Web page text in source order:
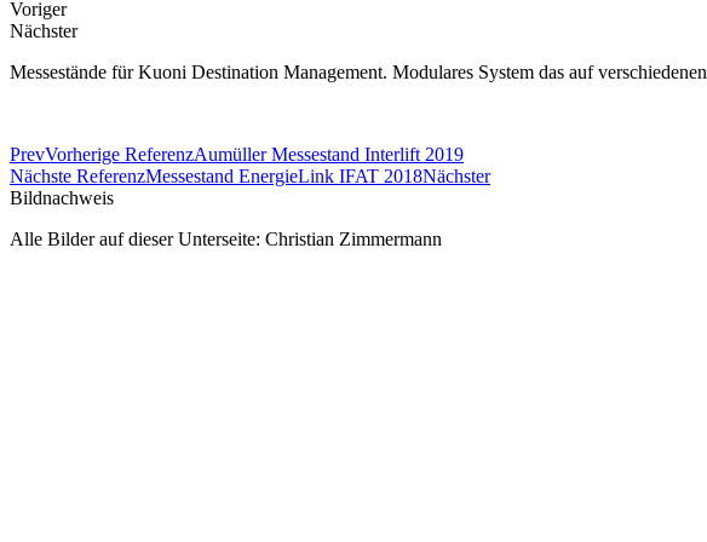
Voriger
Nächster
Messestände für Kuoni Destination Management. Modulares System das auf
PrevVorherige ReferenzAumüller Messestand Interlift 2019
Nächste ReferenzMessestand EnergieLink IFAT 2018Nächster
Bildnachweis
Alle Bilder auf dieser Unterseite: Christian Zimmermann